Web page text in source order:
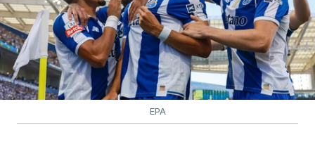
EPA